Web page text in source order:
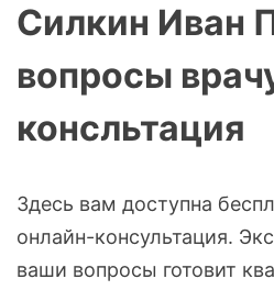
Силкин Иван
вопросы
консльтация
Здесь вам доступна
онлайн-консультация.
ваши вопросы готовит